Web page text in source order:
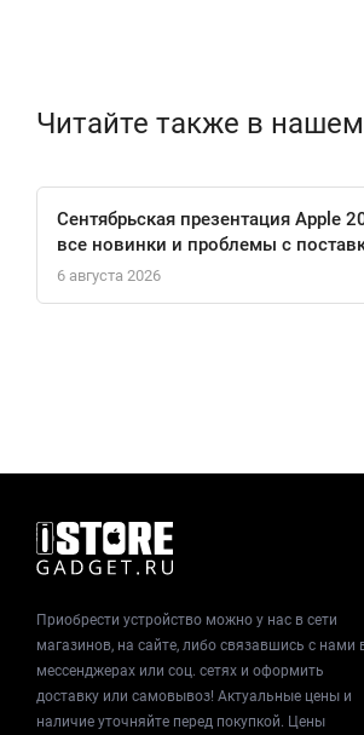
Читайте также в
Сентябрьская презентация Apple
все новинки и проблемы с
6 августа 2026
Приобрести устройство можно у нас в сети
магазинов, на сайте, либо связавшись с нами
мессенджерах или соц. сетях и оформить
доставку или самовывоз! Актуальные цены и
наличие уточняйте перед покупкой. Цены